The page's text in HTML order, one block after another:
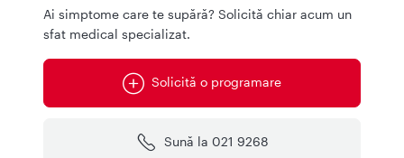
Ai simptome care te supără? Solicită chiar acum un
sfat medical specializat.
Solicită o programare
Sună la 021 9268